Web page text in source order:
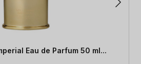
Eau de Parfum 50 ml...